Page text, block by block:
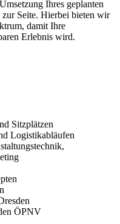
Ihres geplanten
Seite. Hierbei bieten wir
damit Ihre
Erlebnis wird.
Sitzplätzen
Logistikabläufen
ÖPNV